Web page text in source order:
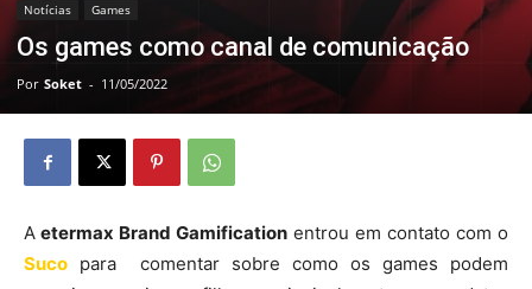
Notícias Games
Os games como canal de comunicação
Por Soket - 11/05/2022
A etermax Brand Gamification entrou em contato com o
Suco para comentar sobre como os games podem